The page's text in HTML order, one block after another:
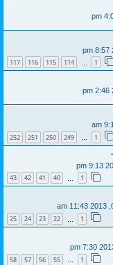
114
115
116
117
…
249
250
251
252
40
41
42
43
22
23
24
25
…
55
56
57
58